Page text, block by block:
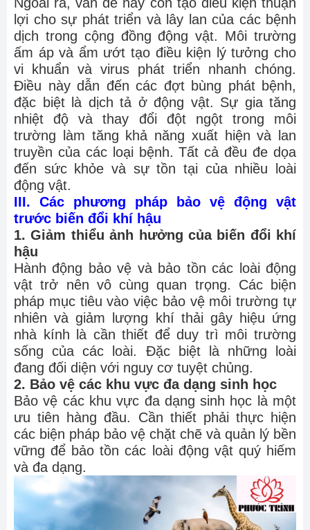
lợi cho sự phát triển và lây lan của các bệnh
dịch trong cộng đồng động vật. Môi trường
ấm áp và ẩm ướt tạo điều kiện lý tưởng cho
vi khuẩn và virus phát triển nhanh chóng.
Điều này dẫn đến các đợt bùng phát bệnh,
đặc biệt là dịch tả ở động vật. Sự gia tăng
nhiệt độ và thay đổi đột ngột trong môi
trường làm tăng khả năng xuất hiện và lan
truyền của các loại bệnh. Tất cả đều đe dọa
đến sức khỏe và sự tồn tại của nhiều loài
động vật.
III. Các phương pháp bảo vệ động vật
trước biến đổi khí hậu
1. Giảm thiểu ảnh hưởng của biến đổi khí
hậu
Hành động bảo vệ và bảo tồn các loài động
vật trở nên vô cùng quan trọng. Các biện
pháp mục tiêu vào việc bảo vệ môi trường tự
nhiên và giảm lượng khí thải gây hiệu ứng
nhà kính là cần thiết để duy trì môi trường
sống của các loài. Đặc biệt là những loài
đang đối diện với nguy cơ tuyệt chủng.
2. Bảo vệ các khu vực đa dạng sinh học
Bảo vệ các khu vực đa dạng sinh học là một
ưu tiên hàng đầu. Cần thiết phải thực hiện
các biện pháp bảo vệ chặt chẽ và quản lý bền
vững để bảo tồn các loài động vật quý hiếm
và đa dạng.